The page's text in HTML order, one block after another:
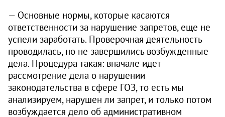
— Основные нормы, которые касаются
ответственности за нарушение запретов, еще не
успели заработать. Проверочная деятельность
проводилась, но не завершились возбужденные
дела. Процедура такая: вначале идет
рассмотрение дела о нарушении
законодательства в сфере ГОЗ, то есть мы
анализируем, нарушен ли запрет, и только потом
возбуждается дело об административном